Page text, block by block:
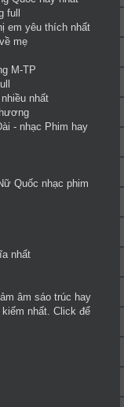
full
em yêu thích nhất
mẹ
M-TP
nhất
- nhạc Phim hay
Quốc nhạc phim
nhất
âm sáo trúc hay
nhất. Click để